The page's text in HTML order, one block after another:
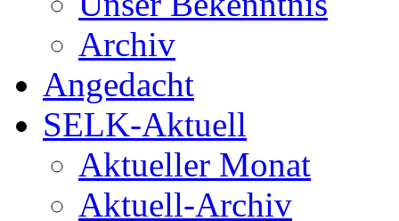
Archiv
Angedacht
SELK-Aktuell
Aktueller Monat
Aktuell-Archiv